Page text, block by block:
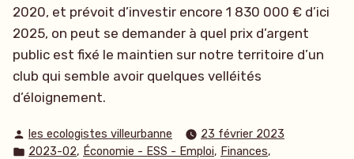
2020, et prévoit d’investir encore 1 830 000 € d’ici
2025, on peut se demander à quel prix d’argent
public est fixé le maintien sur notre territoire d’un
club qui semble avoir quelques velléités
d’éloignement.
Publié
par
les ecologistes villeurbanne
23 février 2023
Publié
2023-02, Économie - ESS - Emploi, Finances,